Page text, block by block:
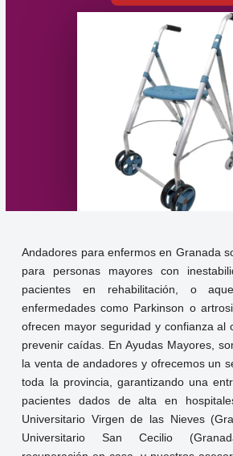
Andadores para enfermos en Granada
para personas mayores con
pacientes en rehabilitación, o
enfermedades como Parkinson o
ofrecen mayor seguridad y confianza al
prevenir caídas. En Ayudas Mayores,
la venta de andadores y ofrecemos un
toda la provincia, garantizando una
pacientes dados de alta en
Universitario Virgen de las Nieves
Universitario San Cecilio